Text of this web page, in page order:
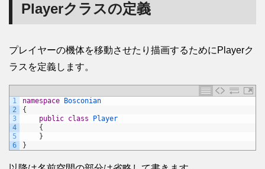
Playerクラスの定義
プレイヤーの機体を移動させたり描画するためにPlayerク
ラスを定義します。
1
2
3
4
5
6
namespace
Bosconian
{
public class
Player
{
}
}